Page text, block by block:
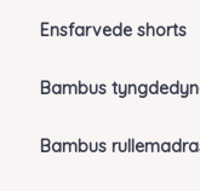
Ensfarvede shorts
Bambus
Bambus